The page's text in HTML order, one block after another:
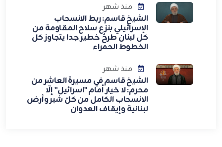
منذ شهر
الشيخ قاسم: ربط الانسحاب
الإسرائيلي بنزع سلاح المقاومة من
كل لبنان طرحٌ خطير جدًا يتجاوز كل
الخطوط الحمراء
منذ شهر
الشيخ قاسم في مسيرة العاشر من
محرم: لا خيار أمام "اسرائيل" إلّا
الانسحاب الكامل من كلّ شبر وأرض
لبنانية وإيقاف العدوان